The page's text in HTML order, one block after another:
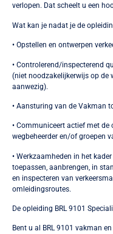
verlopen. Dat scheelt u een
Wat kan je nadat je de
• Opstellen en ontwerpen
• Controlerend/inspecterend
(niet noodzakelijkerwijs op de
aanwezig).
• Aansturing van de Vakman
• Communiceert actief met de
wegbeheerder en/of groepen
• Werkzaamheden in het
toepassen, aanbrengen, in
en inspecteren van
omleidingsroutes.
De opleiding BRL 9101
Bent u al BRL 9101 vakman